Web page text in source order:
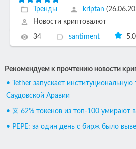
Тренды kriptan
Новости криптовалют
34 santiment 5.0
Рекомендуем к прочтению новости
• Tether запускает
Саудовской Аравии
• ☠️ 62% токенов из топ-100 умирают
• PEPE: за один день с бирж было